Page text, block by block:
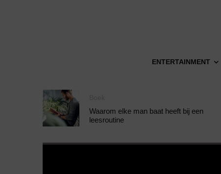
ENTERTAINMENT
Waarom elke man baat heeft bij een
leesroutine